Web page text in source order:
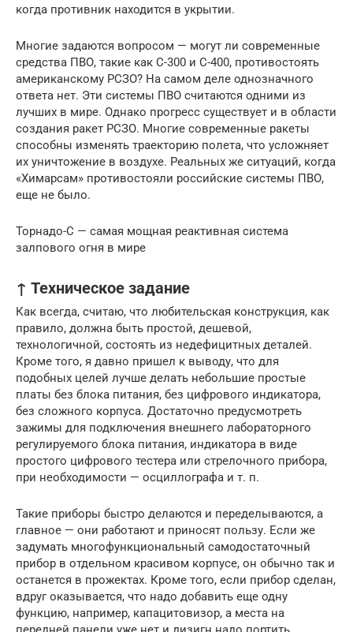
когда противник находится в укрытии.
Многие задаются вопросом — могут ли современные
средства ПВО, такие как С-300 и С-400, противостоять
американскому РСЗО? На самом деле однозначного
ответа нет. Эти системы ПВО считаются одними из
лучших в мире. Однако прогресс существует и в области
создания ракет РСЗО. Многие современные ракеты
способны изменять траекторию полета, что усложняет
их уничтожение в воздухе. Реальных же ситуаций, когда
«Химарсам» противостояли российские системы ПВО,
еще не было.
Торнадо-С — самая мощная реактивная система
залпового огня в мире
↑ Техническое задание
Как всегда, считаю, что любительская конструкция, как
правило, должна быть простой, дешевой,
технологичной, состоять из недефицитных деталей.
Кроме того, я давно пришел к выводу, что для
подобных целей лучше делать небольшие простые
платы без блока питания, без цифрового индикатора,
без сложного корпуса. Достаточно предусмотреть
зажимы для подключения внешнего лабораторного
регулируемого блока питания, индикатора в виде
простого цифрового тестера или стрелочного прибора,
при необходимости — осциллографа и т. п.
Такие приборы быстро делаются и переделываются, а
главное — они работают и приносят пользу. Если же
задумать многофункциональный самодостаточный
прибор в отдельном красивом корпусе, он обычно так и
останется в прожектах. Кроме того, если прибор сделан,
вдруг оказывается, что надо добавить еще одну
функцию, например, капацитовизор, а места на